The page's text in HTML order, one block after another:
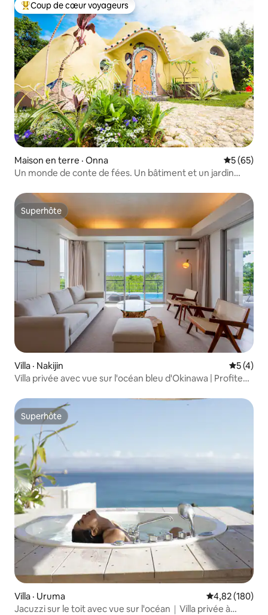
Coup de cœur voyageurs parmi les plus aimés
Coup de cœur voyageurs
Maison en terre · Onna Note
5 (65)
Un monde de conte de fées. Un bâtiment et un jardin
spéciale. La maison de Chion.
Superhôte
Superhôte
Villa · Nakijin Note
5 (4)
Villa privée avec vue sur l'océan bleu d'Okinawa | Profitez
Superhôte
Superhôte
Villa · Uruma Note
4,82 (180)
Jacuzzi sur le toit avec vue sur l'océan｜Villa privée à